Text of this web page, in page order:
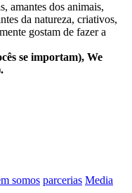
amantes dos animais,
da natureza, criativos,
gostam de fazer a
se importam), We
somos parcerias Media